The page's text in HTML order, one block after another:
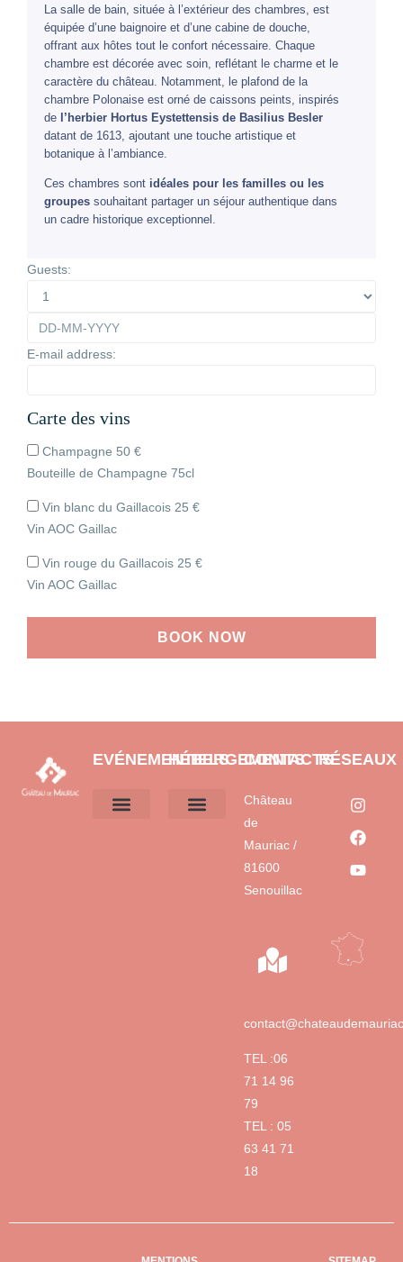
La salle de bain, située à l’extérieur des chambres, est
équipée d’une baignoire et d’une cabine de douche,
offrant aux hôtes tout le confort nécessaire. Chaque
chambre est décorée avec soin, reflétant le charme et le
caractère du château. Notamment, le plafond de la
chambre Polonaise est orné de caissons peints, inspirés
de l’herbier Hortus Eystettensis de Basilius Besler
datant de 1613, ajoutant une touche artistique et
botanique à l’ambiance.
Ces chambres sont idéales pour les familles ou les
groupes souhaitant partager un séjour authentique dans
un cadre historique exceptionnel.
Guests:
E-mail address:
Carte des vins
Champagne 50 €
Bouteille de Champagne 75cl
Vin blanc du Gaillacois 25 €
Vin AOC Gaillac
Vin rouge du Gaillacois 25 €
Vin AOC Gaillac
BOOK NOW
EVÉNEMENTIELSHÉBERGEMENTS
CONTACTS
Château
de
Mauriac /
81600
Senouillac
TEL :06
71 14 96
79
TEL : 05
63 41 71
18
RÉSEAUX